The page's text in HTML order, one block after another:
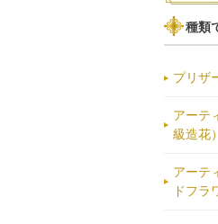
種類
プリザ
アーテ
級造花）
アーテ
ドフラ